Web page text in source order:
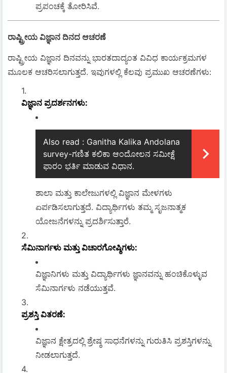
ಪ್ರಪಂಚಕ್ಕೆ ತೋರಿಸಿವೆ.
ರಾಷ್ಟ್ರೀಯ ವಿಜ್ಞಾನ ದಿನದ ಆಚರಣೆ
ರಾಷ್ಟ್ರೀಯ ವಿಜ್ಞಾನ ದಿನವನ್ನು ಭಾರತದಾದ್ಯಂತ ವಿವಿಧ ಕಾರ್ಯಕ್ರಮಗಳ
ಮೂಲಕ ಆಚರಿಸಲಾಗುತ್ತದೆ. ಇವುಗಳಲ್ಲಿ ಕೆಲವು ಪ್ರಮುಖ ಆಚರಣೆಗಳು:
ವಿಜ್ಞಾನ ಪ್ರದರ್ಶನಗಳು:
Also read : Ganitha Kalika Andolana
survey-ಗಣಿತ ಕಲಿಕಾ ಆಂದೋಲನ ಸಮೀಕ್ಷೆ
ಫಾರಂ ಭರ್ತಿ ಮಾಡುವ ವಿಧಾನ.
ಶಾಲಾ ಮತ್ತು ಕಾಲೇಜುಗಳಲ್ಲಿ ವಿಜ್ಞಾನ ಮೇಳಗಳು
ಏರ್ಪಡಿಸಲಾಗುತ್ತದೆ. ವಿದ್ಯಾರ್ಥಿಗಳು ತಮ್ಮ ಸೃಜನಾತ್ಮಕ
ಯೋಜನೆಗಳನ್ನು ಪ್ರದರ್ಶಿಸುತ್ತಾರೆ.
ಸೆಮಿನಾರ್ಗಳು ಮತ್ತು ವಿಚಾರಗೋಷ್ಠಿಗಳು:
ವಿಜ್ಞಾನಿಗಳು ಮತ್ತು ವಿದ್ಯಾರ್ಥಿಗಳು ಜ್ಞಾನವನ್ನು ಹಂಚಿಕೊಳ್ಳುವ
ಸೆಮಿನಾರ್ಗಳು ನಡೆಯುತ್ತವೆ.
ಪ್ರಶಸ್ತಿ ವಿತರಣೆ:
ವಿಜ್ಞಾನ ಕ್ಷೇತ್ರದಲ್ಲಿ ಶ್ರೇಷ್ಠ ಸಾಧನೆಗಳನ್ನು ಗುರುತಿಸಿ ಪ್ರಶಸ್ತಿಗಳನ್ನು
ನೀಡಲಾಗುತ್ತದೆ.